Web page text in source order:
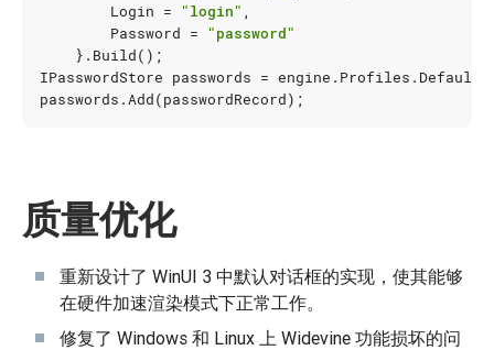
Login = "login" ,
Password =
"password"
}. Build();
IPasswordStore passwords = engine . Profiles . Default
passwords .Add(passwordRecord);
质量优化
重新设计了 WinUI 3 中默认对话框的实现，使其能够
在硬件加速渲染模式下正常工作。
修复了 Windows 和 Linux 上 Widevine 功能损坏的问